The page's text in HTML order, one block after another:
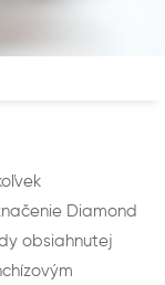
Diamond
obsiahnutej